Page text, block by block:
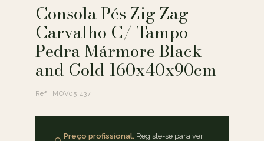
Consola Pés Zig Zag
Carvalho C/ Tampo
Pedra Mármore Black
and Gold 160x40x90cm
Ref. MOV05.437
Preço profissional. Registe-se para ver